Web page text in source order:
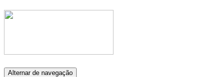
Alternar de navegação